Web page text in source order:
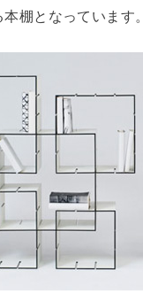
棚となっています。